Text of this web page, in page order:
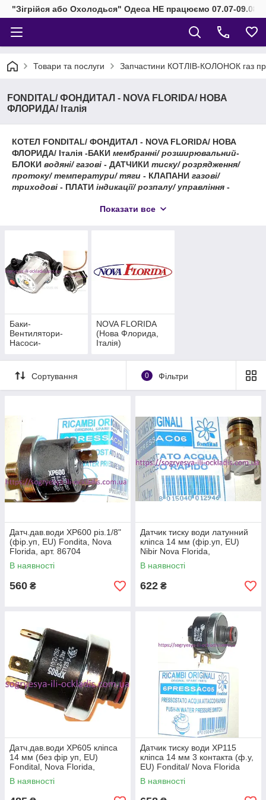
"Зігрійся або Охолодься" Одеса НЕ працюємо 07.07-
Товари та послуги Запчастини КОТЛІВ-КОЛОНОК газ
FONDITAL/ ФОНДИТАЛ - NOVA FLORIDA/ НОВА
ФЛОРИДА/ Італія
КОТЕЛ FONDITAL/ ФОНДИТАЛ - NOVA FLORIDA/ НОВА
ФЛОРИДА/ Італія -БАКИ мембранні/ розширювальний-
БЛОКИ водяні/ газові - ДАТЧИКИ тиску/ розрядження/
протоку/ температури/ тяги - КЛАПАНИ газові/
триходові - ПЛАТИ індикації/ розпалу/ управління -
- ЕЛЕКТРООБЛАДНАННЯ:
Показати все
Баки-
Вентилятори-
Насоси-
NOVA FLORIDA
(Нова Флорида,
Італія)
Сортування 0 Фільтри
Датч.дав.води XP600 різ.1/8"
(фір.уп, EU) Fondita, Nova
Florida, арт. 86704
(6PRESSAC00), к.з. 0008/4
В наявності
560 ₴
Датчик тиску води латунний
кліпса 14 мм (фір.уп, EU)
Nibir Nova Florida,
арт.6PRESSAC06 (86973),
к.з.0022/1
В наявності
622 ₴
Датч.дав.води XP605 кліпса
14 мм (без фір уп, EU)
Fondital, Nova Florida,
арт.6PRESSAC01, к.з.0027
В наявності
Датчик тиску води XP115
кліпса 14 мм 3 контакта (ф.у,
EU) Fondital/ Nova Florida
Vela, арт. 86776, к.з. 0028
В наявності